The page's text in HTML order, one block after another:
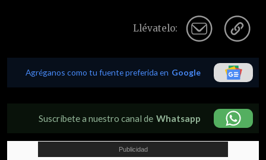
Llévatelo:
Agréganos como tu fuente preferida en Google
Suscríbete a nuestro canal de Whatsapp